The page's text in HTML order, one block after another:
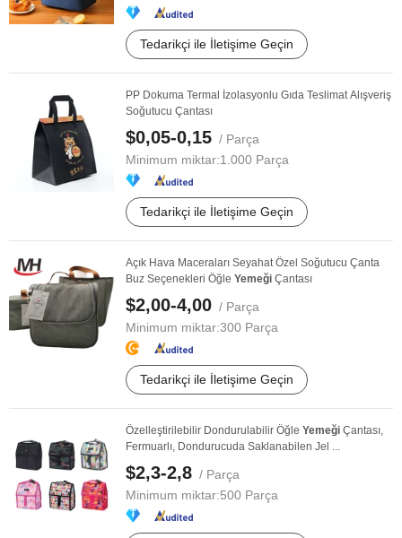
Tedarikçi ile İletişime Geçin
PP Dokuma Termal İzolasyonlu Gıda Teslimat Alışveriş
Soğutucu Çantası
$0,05-0,15 / Parça
Minimum miktar:1.000 Parça
Tedarikçi ile İletişime Geçin
Açık Hava Maceraları Seyahat Özel Soğutucu Çanta
Buz Seçenekleri Öğle Yemeği Çantası
$2,00-4,00 / Parça
Minimum miktar:300 Parça
Tedarikçi ile İletişime Geçin
Özelleştirilebilir Dondurulabilir Öğle Yemeği Çantası,
Fermuarlı, Dondurucuda Saklanabilen Jel ...
$2,3-2,8 / Parça
Minimum miktar:500 Parça